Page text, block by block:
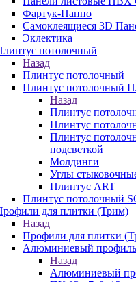
Фартук-Панно
Самоклеящиеся 3D
Эклектика
потолочный
Назад
Плинтус потолочный
Плинтус
Назад
Плинтус
Плинтус
Плинтус
подсветкой
Молдинги
Углы
Плинтус ART
Плинтус потолочный
для плитки (Трим)
Назад
Профили для плитки
Алюминиевый профиль
Назад
Алюминиевый